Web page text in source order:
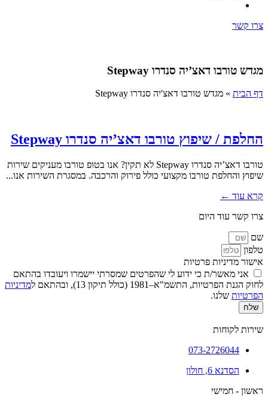
צרו קשר
מגדש טורבו דאצ’יה סנדרו Stepway
דף הבית » מגדש טורבו דאצ'יה סנדרו Stepway
החלפת / שיפוץ טורבו דאצ’יה סנדרו Stepway
טורבו דאצ’יה סנדרו Stepway לא תקין? אנו בטופ טורבו מעניקים שירות
שיפוץ והחלפת טורבו מקצועי כולל פירוק והרכבה. במסגרת השירות אנו...
קרא עוד ←
צרו קשר עוד היום
שם
טלפון
אישור מדיניות פרטיות
אני מאשר/ת כי ידוע לי שהפרטים שמסרתי יישמרו ויעובדו בהתאם
לחוק הגנת הפרטיות, התשמ"א–1981 (כולל תיקון 13), ובהתאם ל
מדיניות
הפרטיות שלנו.
שלח
שירות לקוחות
073-2726044
הסדנא 6, חולון
ראשון - חמישי